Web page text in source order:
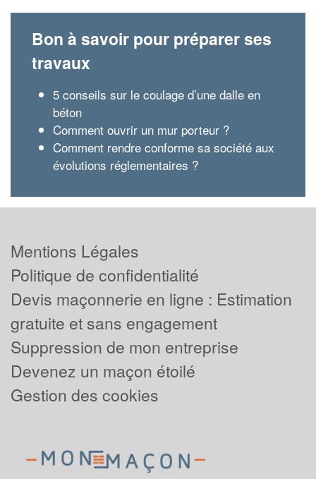
Bon à savoir pour préparer ses
travaux
5 conseils sur le coulage d’une dalle en
béton
Comment ouvrir un mur porteur ?
Comment rendre conforme sa société aux
évolutions réglementaires ?
Mentions Légales
Politique de confidentialité
Devis maçonnerie en ligne : Estimation
gratuite et sans engagement
Suppression de mon entreprise
Devenez un maçon étoilé
Gestion des cookies